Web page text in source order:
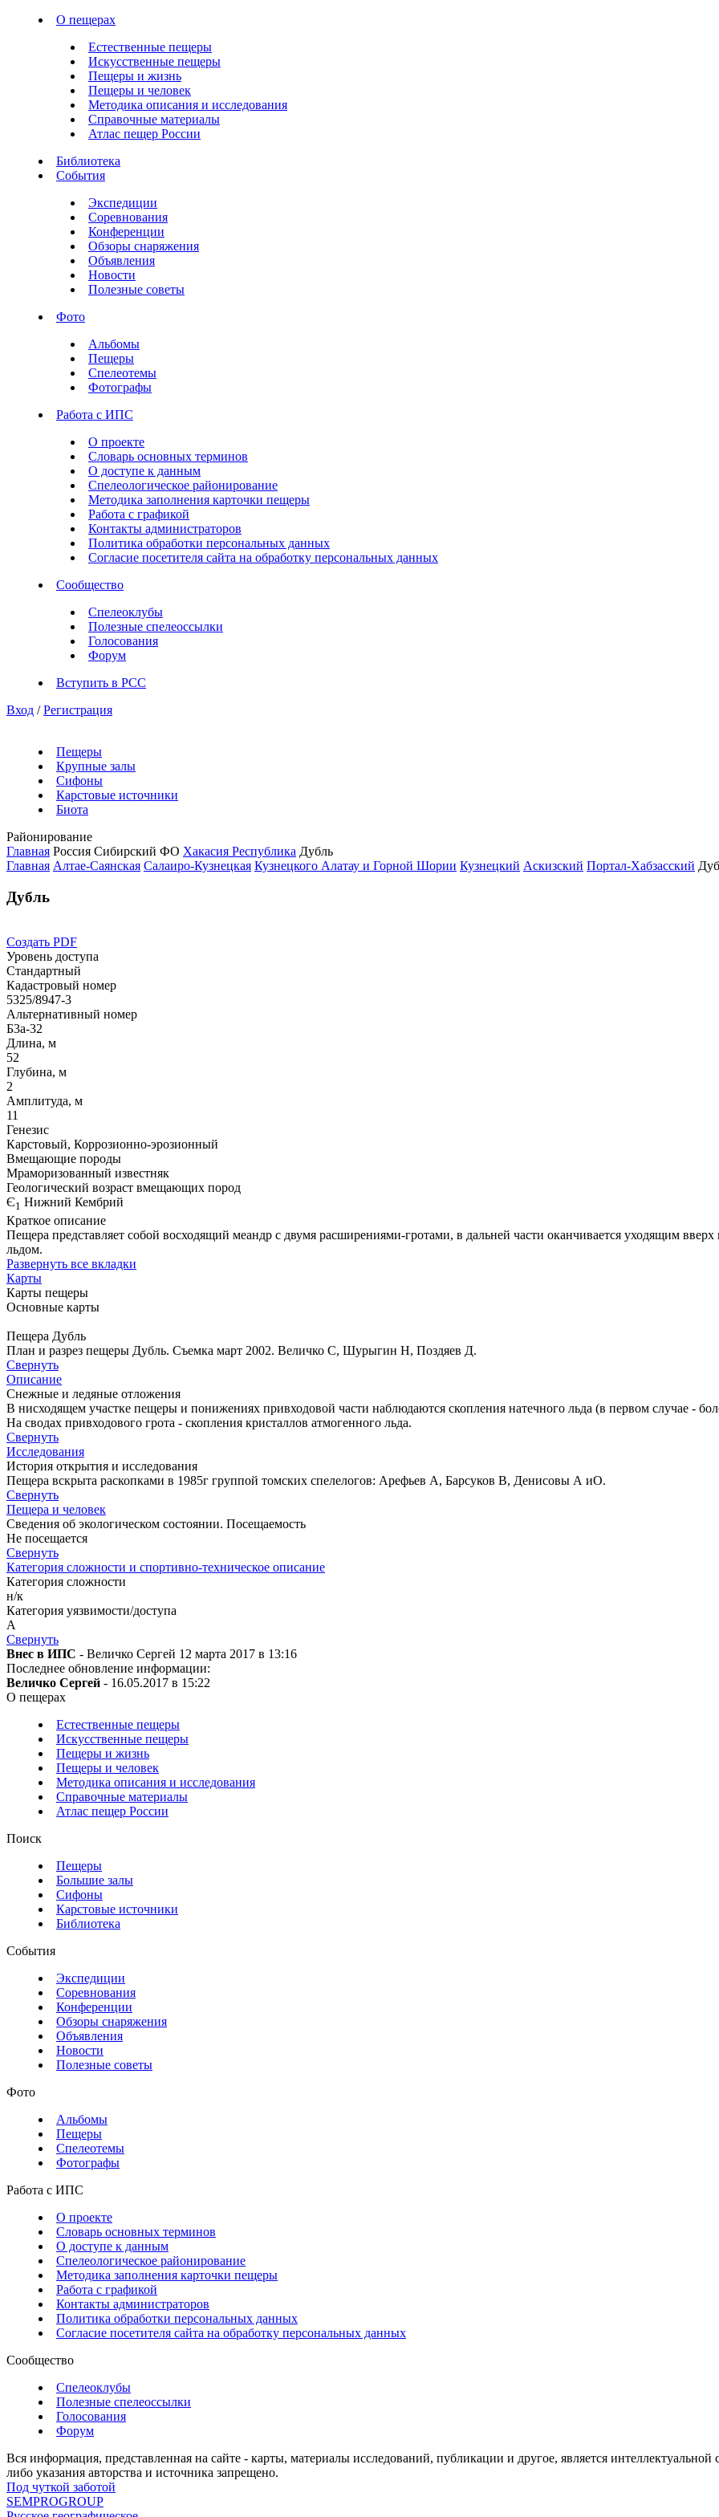
О пещерах
Естественные пещеры
Искусственные пещеры
Пещеры и жизнь
Пещеры и человек
Методика описания и исследования
Справочные материалы
Атлас пещер России
Библиотека
События
Экспедиции
Соревнования
Конференции
Обзоры снаряжения
Объявления
Новости
Полезные советы
Фото
Альбомы
Пещеры
Спелеотемы
Фотографы
Работа с ИПС
О проекте
Словарь основных терминов
О доступе к данным
Спелеологическое районирование
Методика заполнения карточки пещеры
Работа с графикой
Контакты администраторов
Политика обработки персональных данных
Согласие посетителя сайта на обработку персональных данных
Сообщество
Спелеоклубы
Полезные спелеоссылки
Голосования
Форум
Вступить в РСС
Вход / Регистрация
Пещеры
Крупные залы
Сифоны
Карстовые источники
Биота
Районирование
Главная Россия Сибирский ФО Хакасия Республика Дубль
Главная Алтае-Саянская Салаиро-Кузнецкая Кузнецкого Алатау и Горной Шории Кузнецкий Аскизский Портал-Хабзасский
Дубль
Создать PDF
Уровень доступа
Стандартный
Кадастровый номер
5325/8947-3
Альтернативный номер
Б3а-32
Длина, м
52
Глубина, м
2
Амплитуда, м
11
Генезис
Карстовый, Коррозионно-эрозионный
Вмещающие породы
Мраморизованный известняк
Геологический возраст вмещающих пород
Є1 Нижний Кембрий
Краткое описание
Пещера представляет собой восходящий меандр с двумя расширениями-гротами, в дальней части оканчивается уходящим
льдом.
Развернуть все вкладки
Карты
Карты пещеры
Основные карты
Пещера Дубль
План и разрез пещеры Дубль. Съемка март 2002. Величко С, Шурыгин Н, Поздяев Д.
Свернуть
Описание
Снежные и ледяные отложения
В нисходящем участке пещеры и понижениях привходовой части наблюдаются скопления натечного льда (в первом случае -
На сводах привходового грота - скопления кристаллов атмогенного льда.
Свернуть
Исследования
История открытия и исследования
Пещера вскрыта раскопками в 1985г группой томских спелелогов: Арефьев А, Барсуков В, Денисовы А иО.
Свернуть
Пещера и человек
Сведения об экологическом состоянии. Посещаемость
Не посещается
Свернуть
Категория сложности и спортивно-техническое описание
Категория сложности
н/к
Категория уязвимости/доступа
A
Свернуть
Внес в ИПС - Величко Сергей 12 марта 2017 в 13:16
Последнее обновление информации:
Величко Сергей - 16.05.2017 в 15:22
О пещерах
Естественные пещеры
Искусственные пещеры
Пещеры и жизнь
Пещеры и человек
Методика описания и исследования
Справочные материалы
Атлас пещер России
Поиск
Пещеры
Большие залы
Сифоны
Карстовые источники
Библиотека
События
Экспедиции
Соревнования
Конференции
Обзоры снаряжения
Объявления
Новости
Полезные советы
Фото
Альбомы
Пещеры
Спелеотемы
Фотографы
Работа с ИПС
О проекте
Словарь основных терминов
О доступе к данным
Спелеологическое районирование
Методика заполнения карточки пещеры
Работа с графикой
Контакты администраторов
Политика обработки персональных данных
Согласие посетителя сайта на обработку персональных данных
Сообщество
Спелеоклубы
Полезные спелеоссылки
Голосования
Форум
Вся информация, представленная на сайте - карты, материалы исследований, публикации и другое, является интеллектуальной
либо указания авторства и источника запрещено.
Под чуткой заботой
SEMPROGROUP